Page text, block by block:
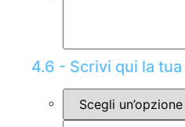
4.6 - Scrivi qui la